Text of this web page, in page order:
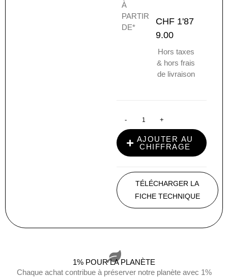
À
PARTIR
DE*
CHF 1'87
9.00
Hors taxes
& hors frais
de livraison
- +
AJOUTER AU
CHIFFRAGE
TÉLÉCHARGER LA
FICHE TECHNIQUE
1% POUR LA PLANÈTE
Chaque achat contribue à préserver notre planète avec 1%